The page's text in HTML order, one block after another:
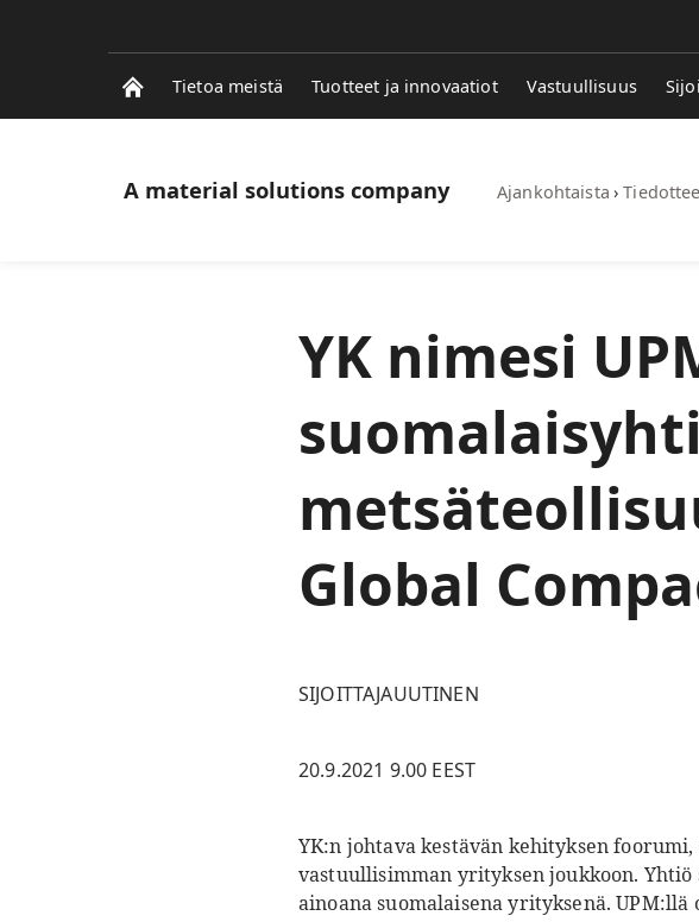
Tietoa meistä Tuotteet ja innovaatiot Vastuullisuus
A material solutions company Ajankohtaista ›
YK nimesi
Global
SIJOITTAJAUUTINEN
20.9.2021 9.00 EEST
YK:n johtava kestävän kehityksen
vastuullisimman yrityksen joukkoon. Yhtiö
ainoana suomalaisena yrityksenä.